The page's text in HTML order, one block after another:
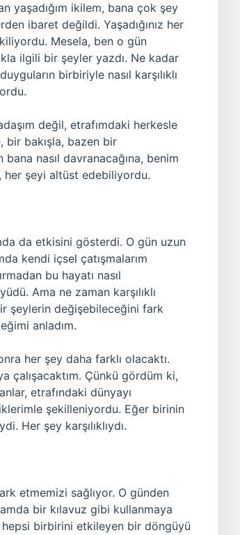
yaşadığım ikilem, bana çok şey
ibaret değildi. Yaşadığınız her
Mesela, ben o gün
ilgili bir şeyler yazdı. Ne kadar
birbiriyle nasıl karşılıklı
değil, etrafımdaki herkesle
bir bakışla, bazen bir
nasıl davranacağına, benim
her şeyi altüst edebiliyordu.
da etkisini gösterdi. O gün uzun
kendi içsel çatışmalarım
bu hayatı nasıl
Ama ne zaman karşılıklı
şeylerin değişebileceğini fark
anladım.
her şey daha farklı olacaktı.
çalışacaktım. Çünkü gördüm ki,
etrafındaki dünyayı
şekilleniyordu. Eğer birinin
Her şey karşılıklıydı.
etmemizi sağlıyor. O günden
bir kılavuz gibi kullanmaya
birbirini etkileyen bir döngüyü